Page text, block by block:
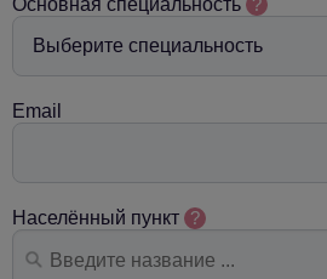
Основная специальность ?
Email
Населённый пункт ?